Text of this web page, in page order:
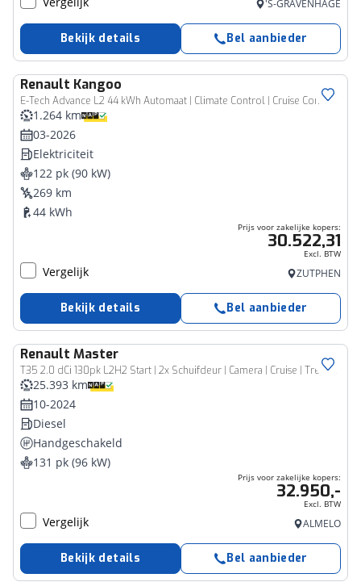
'S-GRAVENHAGE
Bekijk details Bel aanbieder
Renault Kangoo
E-Tech Advance L2 44 kWh Automaat | Climate Control | Cruise Control
Bedrijfswagen
1.264 km
03-2026
Elektriciteit
122 pk (90 kW)
269 km
44 kWh
Prijs voor zakelijke kopers:
30.522,31
Excl. BTW
Vergelijk ZUTPHEN
Bekijk details Bel aanbieder
Renault Master
T35 2.0 dCi 130pk L2H2 Start | 2x Schuifdeur | Camera | Cruise | Trekhaak | Side Bars | Zwart met.
Bedrijfswagen
25.393 km
10-2024
Diesel
Handgeschakeld
131 pk (96 kW)
Prijs voor zakelijke kopers:
32.950,-
Excl. BTW
Vergelijk ALMELO
Bekijk details Bel aanbieder